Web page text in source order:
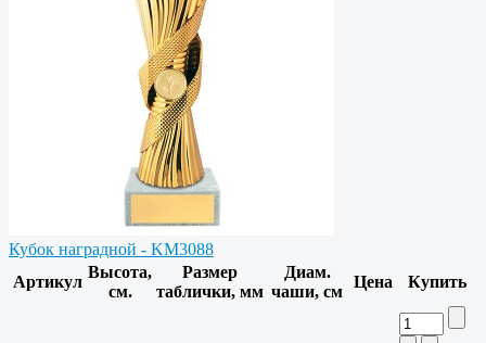
Кубок наградной - KM3088
Артикул
Высота,
см.
Размер
таблички, мм
Диам.
чаши, см
Цена Купить